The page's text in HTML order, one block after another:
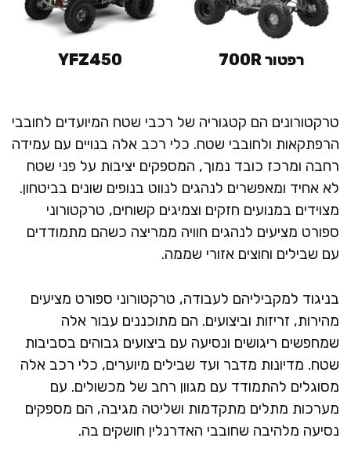
רפטור 700R YFZ450
טרקטורונים הם קטגוריה של רכבי שטח המיועדים לחובבי
הרפתקאות ולחובבי שטח. כלי רכב אלה בנויים עם עמידה
רחבה ומרכז כובד נמוך, המספקים יציבות על פני שטח
לא אחיד ומאפשרים לנהגים לנווט בנופים שונים בביטחון.
מצוידים במנועים חזקים וצמיגים קשוחים, טרקטורוני
ספורט מציעים לנהגים חוויה ממריצה כשהם מתמודדים
עם שבילים וחוצים אזורי שממה.
בניגוד למקביליהם לעבודה, טרקטורוני ספורט מציעים
מהירות, זריזות וביצועים. הם מתוכננים עבור אלה
שמחפשים ריגושים ונסיעה עם ביצועים גבוהים בסביבות
שטח. מדיונות מדבר ועד שבילים מיוערים, כלי רכב אלה
מסוגלים להתמודד עם מגוון רחב של מכשולים. עם
מערכות מתלים מתקדמות ושליטה מגיבה, הם מספקים
נסיעה מלהיבה שחובבי האדרנלין חושקים בה.